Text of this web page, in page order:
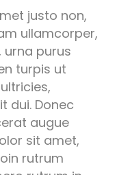
justo non,
ullamcorper,
purus
turpis ut
dui. Donec
augue
sit amet,
rutrum